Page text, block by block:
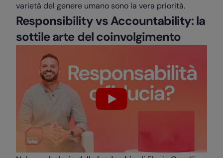
varietà del genere umano sono la vera priorità.
Responsibility vs Accountability: la
sottile arte del coinvolgimento